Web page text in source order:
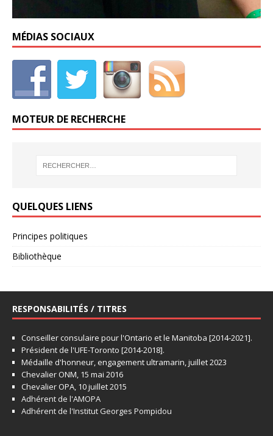
MÉDIAS SOCIAUX
MOTEUR DE RECHERCHE
QUELQUES LIENS
Principes politiques
Bibliothèque
RESPONSABILITÉS / TITRES
Conseiller consulaire pour l'Ontario et le Manitoba [2014-2021].
Président de l'UFE-Toronto [2014-2018].
Médaille d'honneur, engagement ultramarin, juillet 2023
Chevalier ONM, 15 mai 2016
Chevalier OPA, 10 juillet 2015
Adhérent de l'AMOPA
Adhérent de l'Institut Georges Pompidou